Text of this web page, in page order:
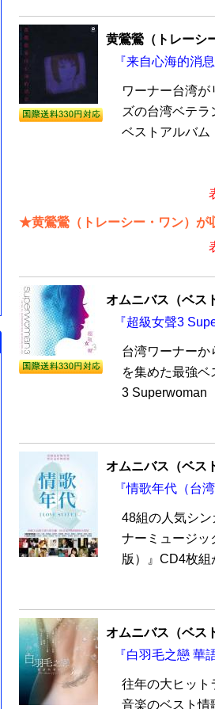
黄鶯鶯（トレーシ
『来自心海的消
ワーナー台湾
ズの台湾ベテ
ベストアルバム
★黄鶯鶯（トレーシー・ワン）が
オムニバス（ベス
『超級女聲3
台湾ワーナーか
を集めた最強
3 Superwoman
オムニバス（ベス
『情歌年代（台
48組の人気シ
ナーミュージッ
版）』CD4枚組
オムニバス（ベス
『白羽毛之戀 華
往年の大ヒット
音楽のベスト情